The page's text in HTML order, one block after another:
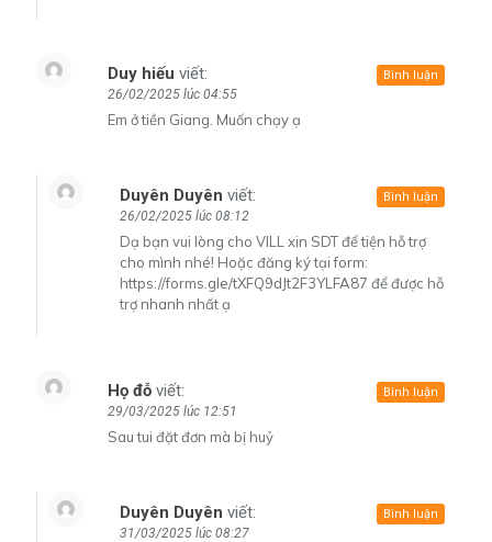
Duy hiếu viết:
26/02/2025 lúc 04:55
Em ở tiền Giang. Muốn chạy ạ
Bình luận
Duyên Duyên viết:
26/02/2025 lúc 08:12
Dạ bạn vui lòng cho VILL xin SDT để tiện hỗ trợ
cho mình nhé! Hoặc đăng ký tại form:
https://forms.gle/tXFQ9dJt2F3YLFA87 để được hỗ
trợ nhanh nhất ạ
Bình luận
Họ đỗ viết:
29/03/2025 lúc 12:51
Sau tui đặt đơn mà bị huỷ
Bình luận
Duyên Duyên viết:
31/03/2025 lúc 08:27
Bình luận